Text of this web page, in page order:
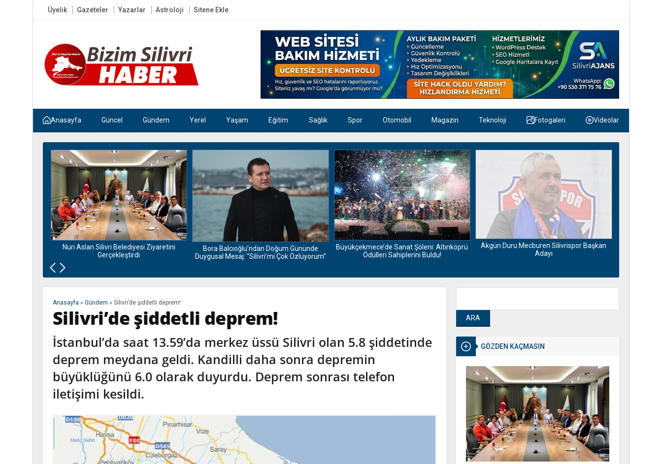
Üyelik Gazeteler Yazarlar Astroloji Sitene Ekle
Anasayfa Güncel Gündem Yerel Yaşam Eğitim Sağlık Spor Otomobil Magazin Teknoloji Fotogaleri Videolar
Nuri Aslan Silivri Belediyesi Ziyaretini
Gerçekleştirdi
Bora Balcıoğlu’ndan Doğum Gününde
Duygusal Mesaj: “Silivri’mi Çok Özlüyorum”
Büyükçekmece’de Sanat Şöleni: Altınköprü
Ödülleri Sahiplerini Buldu!
Akgün Duru Mecburen Silivrispor Başkan
Adayı
GÖZDEN KAÇMASIN
Anasayfa » Gündem » Silivri’de şiddetli deprem!
Silivri’de şiddetli deprem!
İstanbul’da saat 13.59’da merkez üssü Silivri olan 5.8 şiddetinde
deprem meydana geldi. Kandilli daha sonra depremin
büyüklüğünü 6.0 olarak duyurdu. Deprem sonrası telefon
iletişimi kesildi.